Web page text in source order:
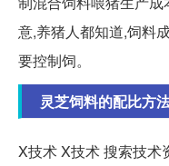
意,养猪人都知道,饲料
要控制饲。
灵芝饲料的配比方
X技术 X技术 搜索技术